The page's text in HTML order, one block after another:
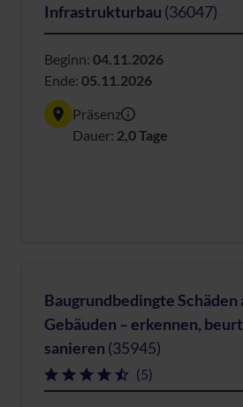
Infrastrukturbau (36047)
Beginn: 04.11.2026
Ende: 05.11.2026
Präsenz
Dauer: 2,0 Tage
Baugrundbedingte Schäden
Gebäuden – erkennen,
sanieren (35945)
(5)